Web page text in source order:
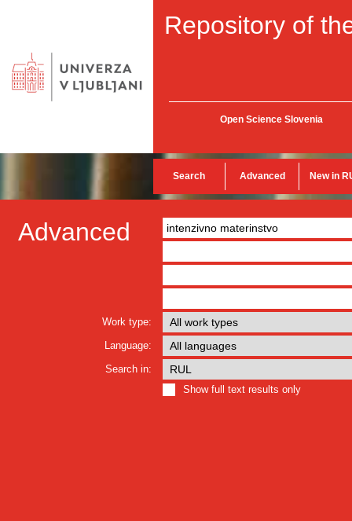
Repository of
Open Science Slovenia
Search Advanced New in
Advanced
Work type:
Language:
Search in:
Show full text results only